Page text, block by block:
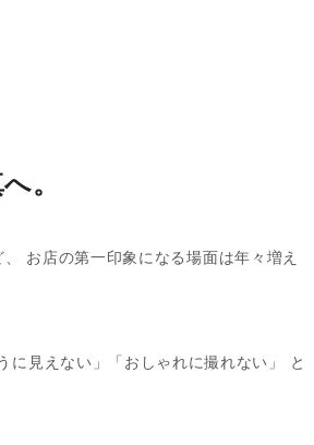
。
お店の第一印象になる場面は年々増え
に見えない」「おしゃれに撮れない」 と